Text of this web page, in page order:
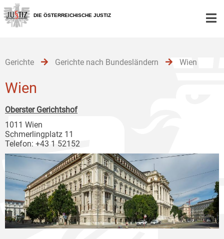
Zur
Hauptnavigation
[1]
Zum
Inhalt
[2]
Zum
Untermenü
[3]
DIE ÖSTERREICHISCHE JUSTIZ
Gerichte Gerichte nach Bundesländern Wien
Wien
Oberster Gerichtshof
1011 Wien
Schmerlingplatz 11
Telefon: +43 1 52152